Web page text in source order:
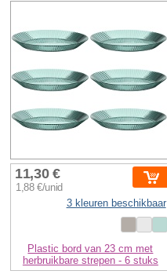
11,30 €
1,88 €/unid
3 kleuren beschikbaar
Plastic bord van 23 cm met
herbruikbare strepen - 6 stuks